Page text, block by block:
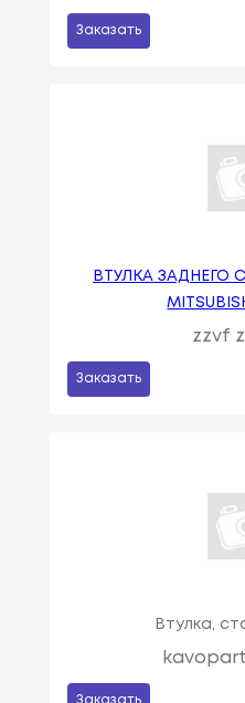
Заказать
ВТУЛКА ЗАДНЕГО
zzvf
Заказать
Втулка,
Заказать